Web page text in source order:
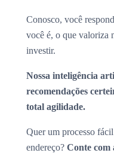
Conosco, você
você é, o que valoriza
investir.
Nossa inteligência
recomendações
total agilidade.
Quer um processo
endereço? Conte com